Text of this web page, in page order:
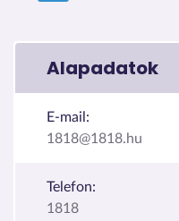
Alapadatok
E-mail:
1818@1818.hu
Telefon:
1818